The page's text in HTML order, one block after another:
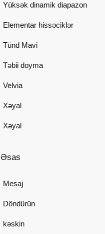
Yüksək dinamik diapazon
Elementar hissəciklər
Tünd Mavi
Təbii doyma
Velvia
Xəyal
Xəyal
Əsas
Mesaj
Döndürün
kəskin